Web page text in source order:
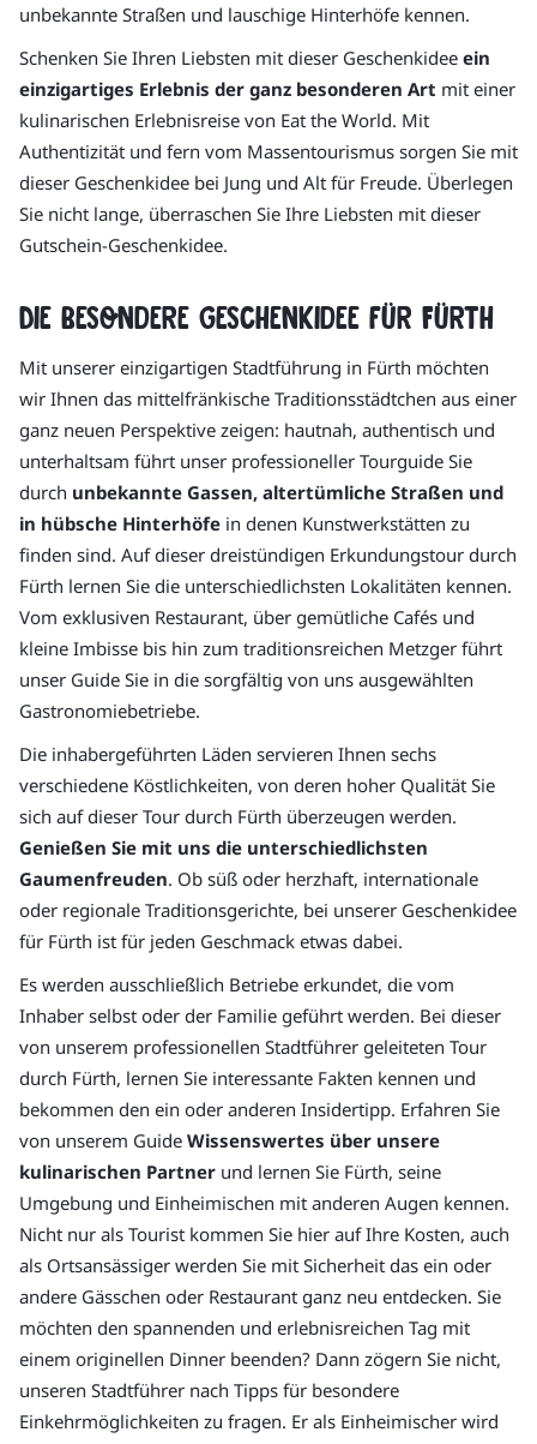
unbekannte Straßen und lauschige Hinterhöfe kennen.
Schenken Sie Ihren Liebsten mit dieser Geschenkidee ein
einzigartiges Erlebnis der ganz besonderen Art mit einer
kulinarischen Erlebnisreise von Eat the World. Mit
Authentizität und fern vom Massentourismus sorgen Sie mit
dieser Geschenkidee bei Jung und Alt für Freude. Überlegen
Sie nicht lange, überraschen Sie Ihre Liebsten mit dieser
Gutschein-Geschenkidee.
Die besondere Geschenkidee für Fürth
Mit unserer einzigartigen Stadtführung in Fürth möchten
wir Ihnen das mittelfränkische Traditionsstädtchen aus einer
ganz neuen Perspektive zeigen: hautnah, authentisch und
unterhaltsam führt unser professioneller Tourguide Sie
durch unbekannte Gassen, altertümliche Straßen und
in hübsche Hinterhöfe in denen Kunstwerkstätten zu
finden sind. Auf dieser dreistündigen Erkundungstour durch
Fürth lernen Sie die unterschiedlichsten Lokalitäten kennen.
Vom exklusiven Restaurant, über gemütliche Cafés und
kleine Imbisse bis hin zum traditionsreichen Metzger führt
unser Guide Sie in die sorgfältig von uns ausgewählten
Gastronomiebetriebe.
Die inhabergeführten Läden servieren Ihnen sechs
verschiedene Köstlichkeiten, von deren hoher Qualität Sie
sich auf dieser Tour durch Fürth überzeugen werden.
Genießen Sie mit uns die unterschiedlichsten
Gaumenfreuden. Ob süß oder herzhaft, internationale
oder regionale Traditionsgerichte, bei unserer Geschenkidee
für Fürth ist für jeden Geschmack etwas dabei.
Es werden ausschließlich Betriebe erkundet, die vom
Inhaber selbst oder der Familie geführt werden. Bei dieser
von unserem professionellen Stadtführer geleiteten Tour
durch Fürth, lernen Sie interessante Fakten kennen und
bekommen den ein oder anderen Insidertipp. Erfahren Sie
von unserem Guide Wissenswertes über unsere
kulinarischen Partner und lernen Sie Fürth, seine
Umgebung und Einheimischen mit anderen Augen kennen.
Nicht nur als Tourist kommen Sie hier auf Ihre Kosten, auch
als Ortsansässiger werden Sie mit Sicherheit das ein oder
andere Gässchen oder Restaurant ganz neu entdecken. Sie
möchten den spannenden und erlebnisreichen Tag mit
einem originellen Dinner beenden? Dann zögern Sie nicht,
unseren Stadtführer nach Tipps für besondere
Einkehrmöglichkeiten zu fragen. Er als Einheimischer wird